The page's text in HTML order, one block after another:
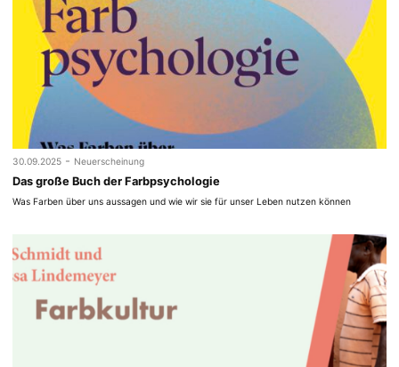
30.09.2025 - Neuerscheinung
Das große Buch der Farbpsychologie
Was Farben über uns aussagen und wie wir sie für unser Leben nutzen können